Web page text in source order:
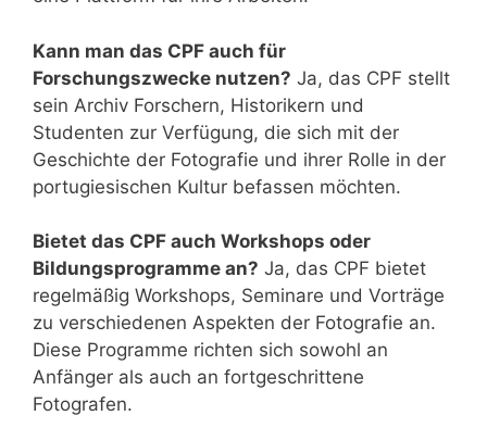
Kann man das CPF auch für
Forschungszwecke nutzen? Ja, das CPF stellt
sein Archiv Forschern, Historikern und
Studenten zur Verfügung, die sich mit der
Geschichte der Fotografie und ihrer Rolle in der
portugiesischen Kultur befassen möchten.
Bietet das CPF auch Workshops oder
Bildungsprogramme an? Ja, das CPF bietet
regelmäßig Workshops, Seminare und Vorträge
zu verschiedenen Aspekten der Fotografie an.
Diese Programme richten sich sowohl an
Anfänger als auch an fortgeschrittene
Fotografen.